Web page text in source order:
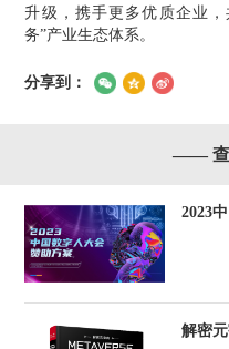
升级，携手更多优质企业
务”产业生态体系。
分享到：
——
2023
解密